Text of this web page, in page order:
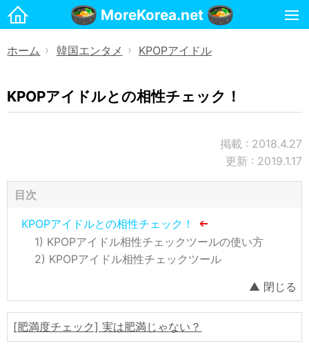
MoreKorea.net
韓国生活ノウハウ
韓国エンタメ
KPOPアイドル
韓国知識倉庫
韓国男性芸能人
韓国ドラマ
韓国コマーシャル
ホーム 》 韓国エンタメ 》 KPOPアイドル
KPOPアイドルとの相性チェック！
掲載 : 2018.4.27
更新 : 2019.1.17
目次
KPOPアイドルとの相性チェック！
KPOPアイドル相性チェックツールの使い方
KPOPアイドル相性チェックツール
[肥満度チェック] 実は肥満じゃない？